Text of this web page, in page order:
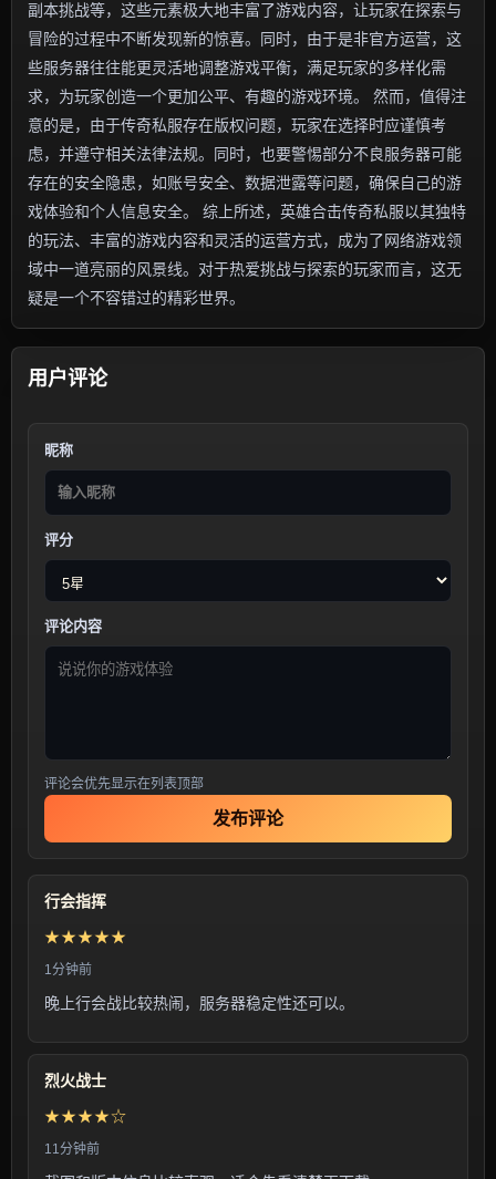
副本挑战等，这些元素极大地丰富了游戏内容，让玩家在探索与
冒险的过程中不断发现新的惊喜。同时，由于是非官方运营，这
些服务器往往能更灵活地调整游戏平衡，满足玩家的多样化需
求，为玩家创造一个更加公平、有趣的游戏环境。 然而，值得注
意的是，由于传奇私服存在版权问题，玩家在选择时应谨慎考
虑，并遵守相关法律法规。同时，也要警惕部分不良服务器可能
存在的安全隐患，如账号安全、数据泄露等问题，确保自己的游
戏体验和个人信息安全。 综上所述，英雄合击传奇私服以其独特
的玩法、丰富的游戏内容和灵活的运营方式，成为了网络游戏领
域中一道亮丽的风景线。对于热爱挑战与探索的玩家而言，这无
疑是一个不容错过的精彩世界。
用户评论
昵称
评分
评论内容
评论会优先显示在列表顶部
发布评论
行会指挥
★★★★★
1分钟前
晚上行会战比较热闹，服务器稳定性还可以。
烈火战士
★★★★☆
11分钟前